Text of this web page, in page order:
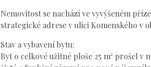
Nemovitost se nachází ve vyvýšeném
strategické adrese v ulici Komenského v
Stav a vybavení bytu:
Byt o celkové užitné ploše 25 m² prošel